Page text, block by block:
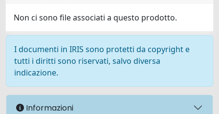
Non ci sono file associati a questo prodotto.
I documenti in IRIS sono protetti da copyright e
tutti i diritti sono riservati, salvo diversa
indicazione.
Informazioni